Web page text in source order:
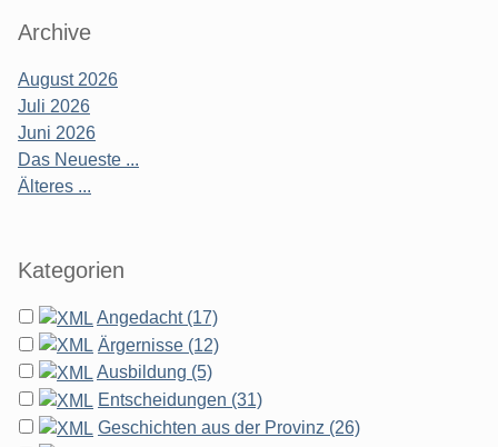
Archive
August 2026
Juli 2026
Juni 2026
Das Neueste ...
Älteres ...
Kategorien
Angedacht (17)
Ärgernisse (12)
Ausbildung (5)
Entscheidungen (31)
Geschichten aus der Provinz (26)